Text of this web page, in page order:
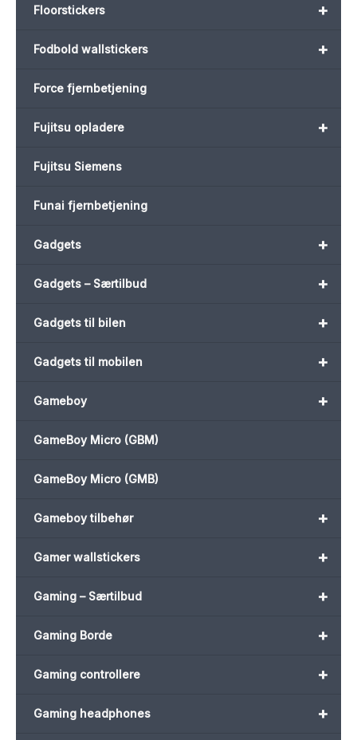
+
Floorstickers
+
Fodbold wallstickers
Force fjernbetjening
+
Fujitsu opladere
Fujitsu Siemens
Funai fjernbetjening
+
Gadgets
+
Gadgets – Særtilbud
+
Gadgets til bilen
+
Gadgets til mobilen
+
Gameboy
GameBoy Micro (GBM)
GameBoy Micro (GMB)
+
Gameboy tilbehør
+
Gamer wallstickers
+
Gaming – Særtilbud
+
Gaming Borde
+
Gaming controllere
+
Gaming headphones